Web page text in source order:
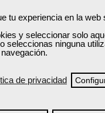
tu experiencia en la web
y seleccionar solo
seleccionas ninguna
de privacidad
Compra segura
en la web
emprendimiento